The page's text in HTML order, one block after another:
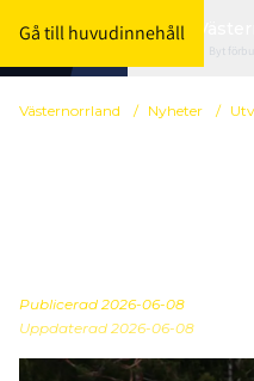
Gå till huvudinnehåll
Byt
Västernorrland / Nyheter /
Publicerad 2026-06-08
Uppdaterad 2026-06-08